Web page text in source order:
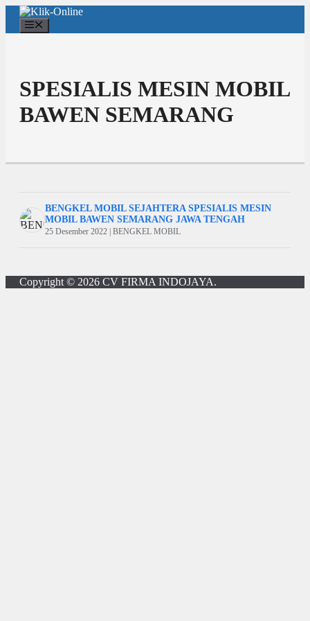
Langsung
isi
SPESIALIS MESIN MOBIL
BAWEN SEMARANG
BENGKEL MOBIL SEJAHTERA SPESIALIS MESIN
MOBIL BAWEN SEMARANG JAWA TENGAH
25 Desember 2022 | BENGKEL MOBIL
Copyright © 2026 CV FIRMA INDOJAYA.